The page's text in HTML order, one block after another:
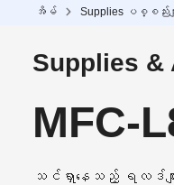
အိမ် Supplies ပစ္စည်း
Supplies &
MFC-
သင်ရှာနေသည့် ရလဒ်မျာ